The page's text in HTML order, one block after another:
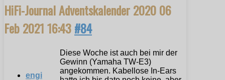
HiFi-Journal Adventskalender 202006
Feb 2021 16:43#84
engi
Diese Woche ist auch bei mir der
Gewinn (Yamaha TW-E3)
angekommen. Kabellose In-Ears